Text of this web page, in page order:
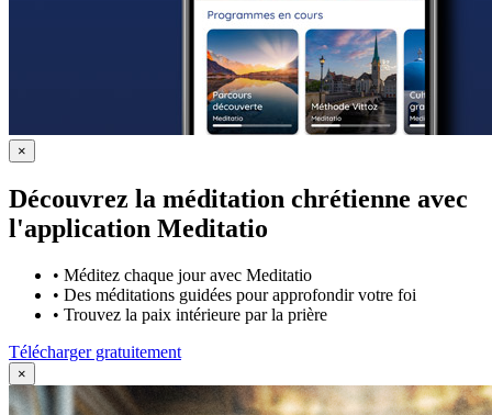
×
Découvrez la méditation chrétienne avec
l'application Meditatio
• Méditez chaque jour avec Meditatio
• Des méditations guidées pour approfondir votre foi
• Trouvez la paix intérieure par la prière
Télécharger gratuitement
×